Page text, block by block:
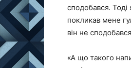
сподобався.
покликав мене
він не
«А що такого